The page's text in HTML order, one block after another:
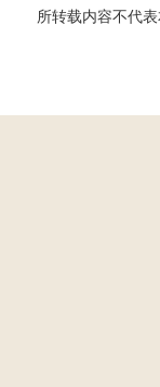
所转载内容不代